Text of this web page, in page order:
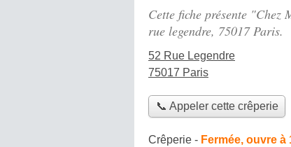
Cette fiche présente "Chez
rue legendre, 75017 Paris.
52 Rue Legendre
75017 Paris
📞 Appeler cette crêperie
Crêperie - Fermée, ouvre à